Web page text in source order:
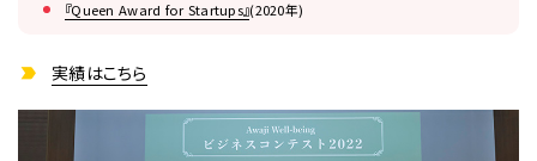
『Queen Award for Startups』(2020年)
実績はこちら